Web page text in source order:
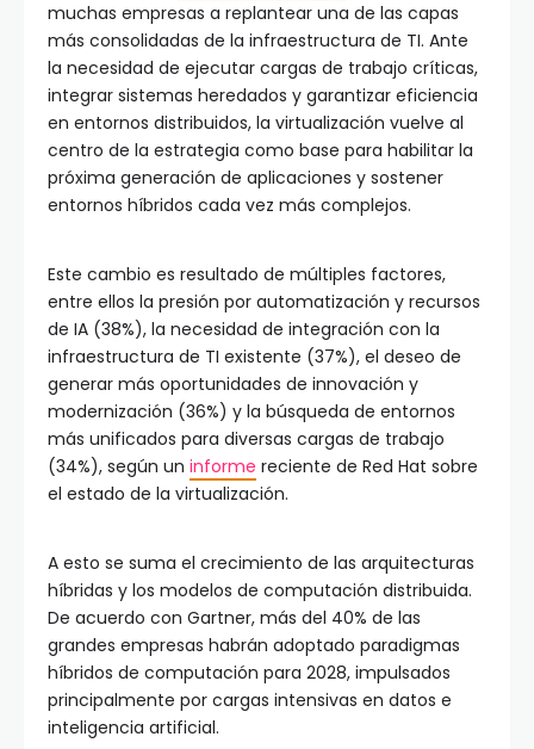
muchas empresas a replantear una de las capas
más consolidadas de la infraestructura de TI. Ante
la necesidad de ejecutar cargas de trabajo críticas,
integrar sistemas heredados y garantizar eficiencia
en entornos distribuidos, la virtualización vuelve al
centro de la estrategia como base para habilitar la
próxima generación de aplicaciones y sostener
entornos híbridos cada vez más complejos.
Este cambio es resultado de múltiples factores,
entre ellos la presión por automatización y recursos
de IA (38%), la necesidad de integración con la
infraestructura de TI existente (37%), el deseo de
generar más oportunidades de innovación y
modernización (36%) y la búsqueda de entornos
más unificados para diversas cargas de trabajo
(34%), según un informe reciente de Red Hat sobre
el estado de la virtualización.
A esto se suma el crecimiento de las arquitecturas
híbridas y los modelos de computación distribuida.
De acuerdo con Gartner, más del 40% de las
grandes empresas habrán adoptado paradigmas
híbridos de computación para 2028, impulsados
principalmente por cargas intensivas en datos e
inteligencia artificial.